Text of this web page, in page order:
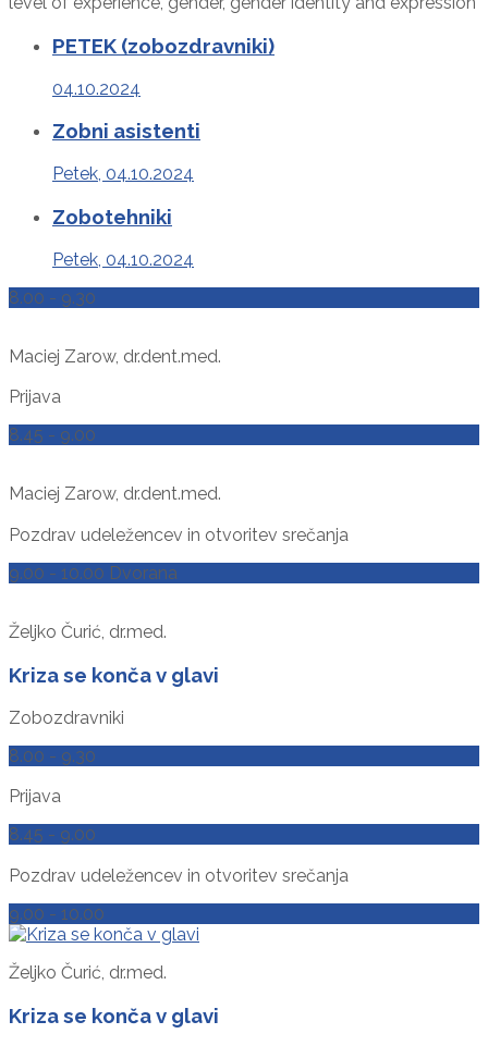
PETEK (zobozdravniki)
04.10.2024
Zobni asistenti
Petek, 04.10.2024
Zobotehniki
Petek, 04.10.2024
8.00 - 9.30
Maciej Zarow, dr.dent.med.
Prijava
8.45 - 9.00
Maciej Zarow, dr.dent.med.
Pozdrav udeležencev in otvoritev srečanja
9.00 - 10.00 Dvorana
Željko Čurić, dr.med.
Kriza se konča v glavi
Zobozdravniki
8.00 - 9.30
Prijava
8.45 - 9.00
Pozdrav udeležencev in otvoritev srečanja
9.00 - 10.00
Željko Čurić, dr.med.
Kriza se konča v glavi